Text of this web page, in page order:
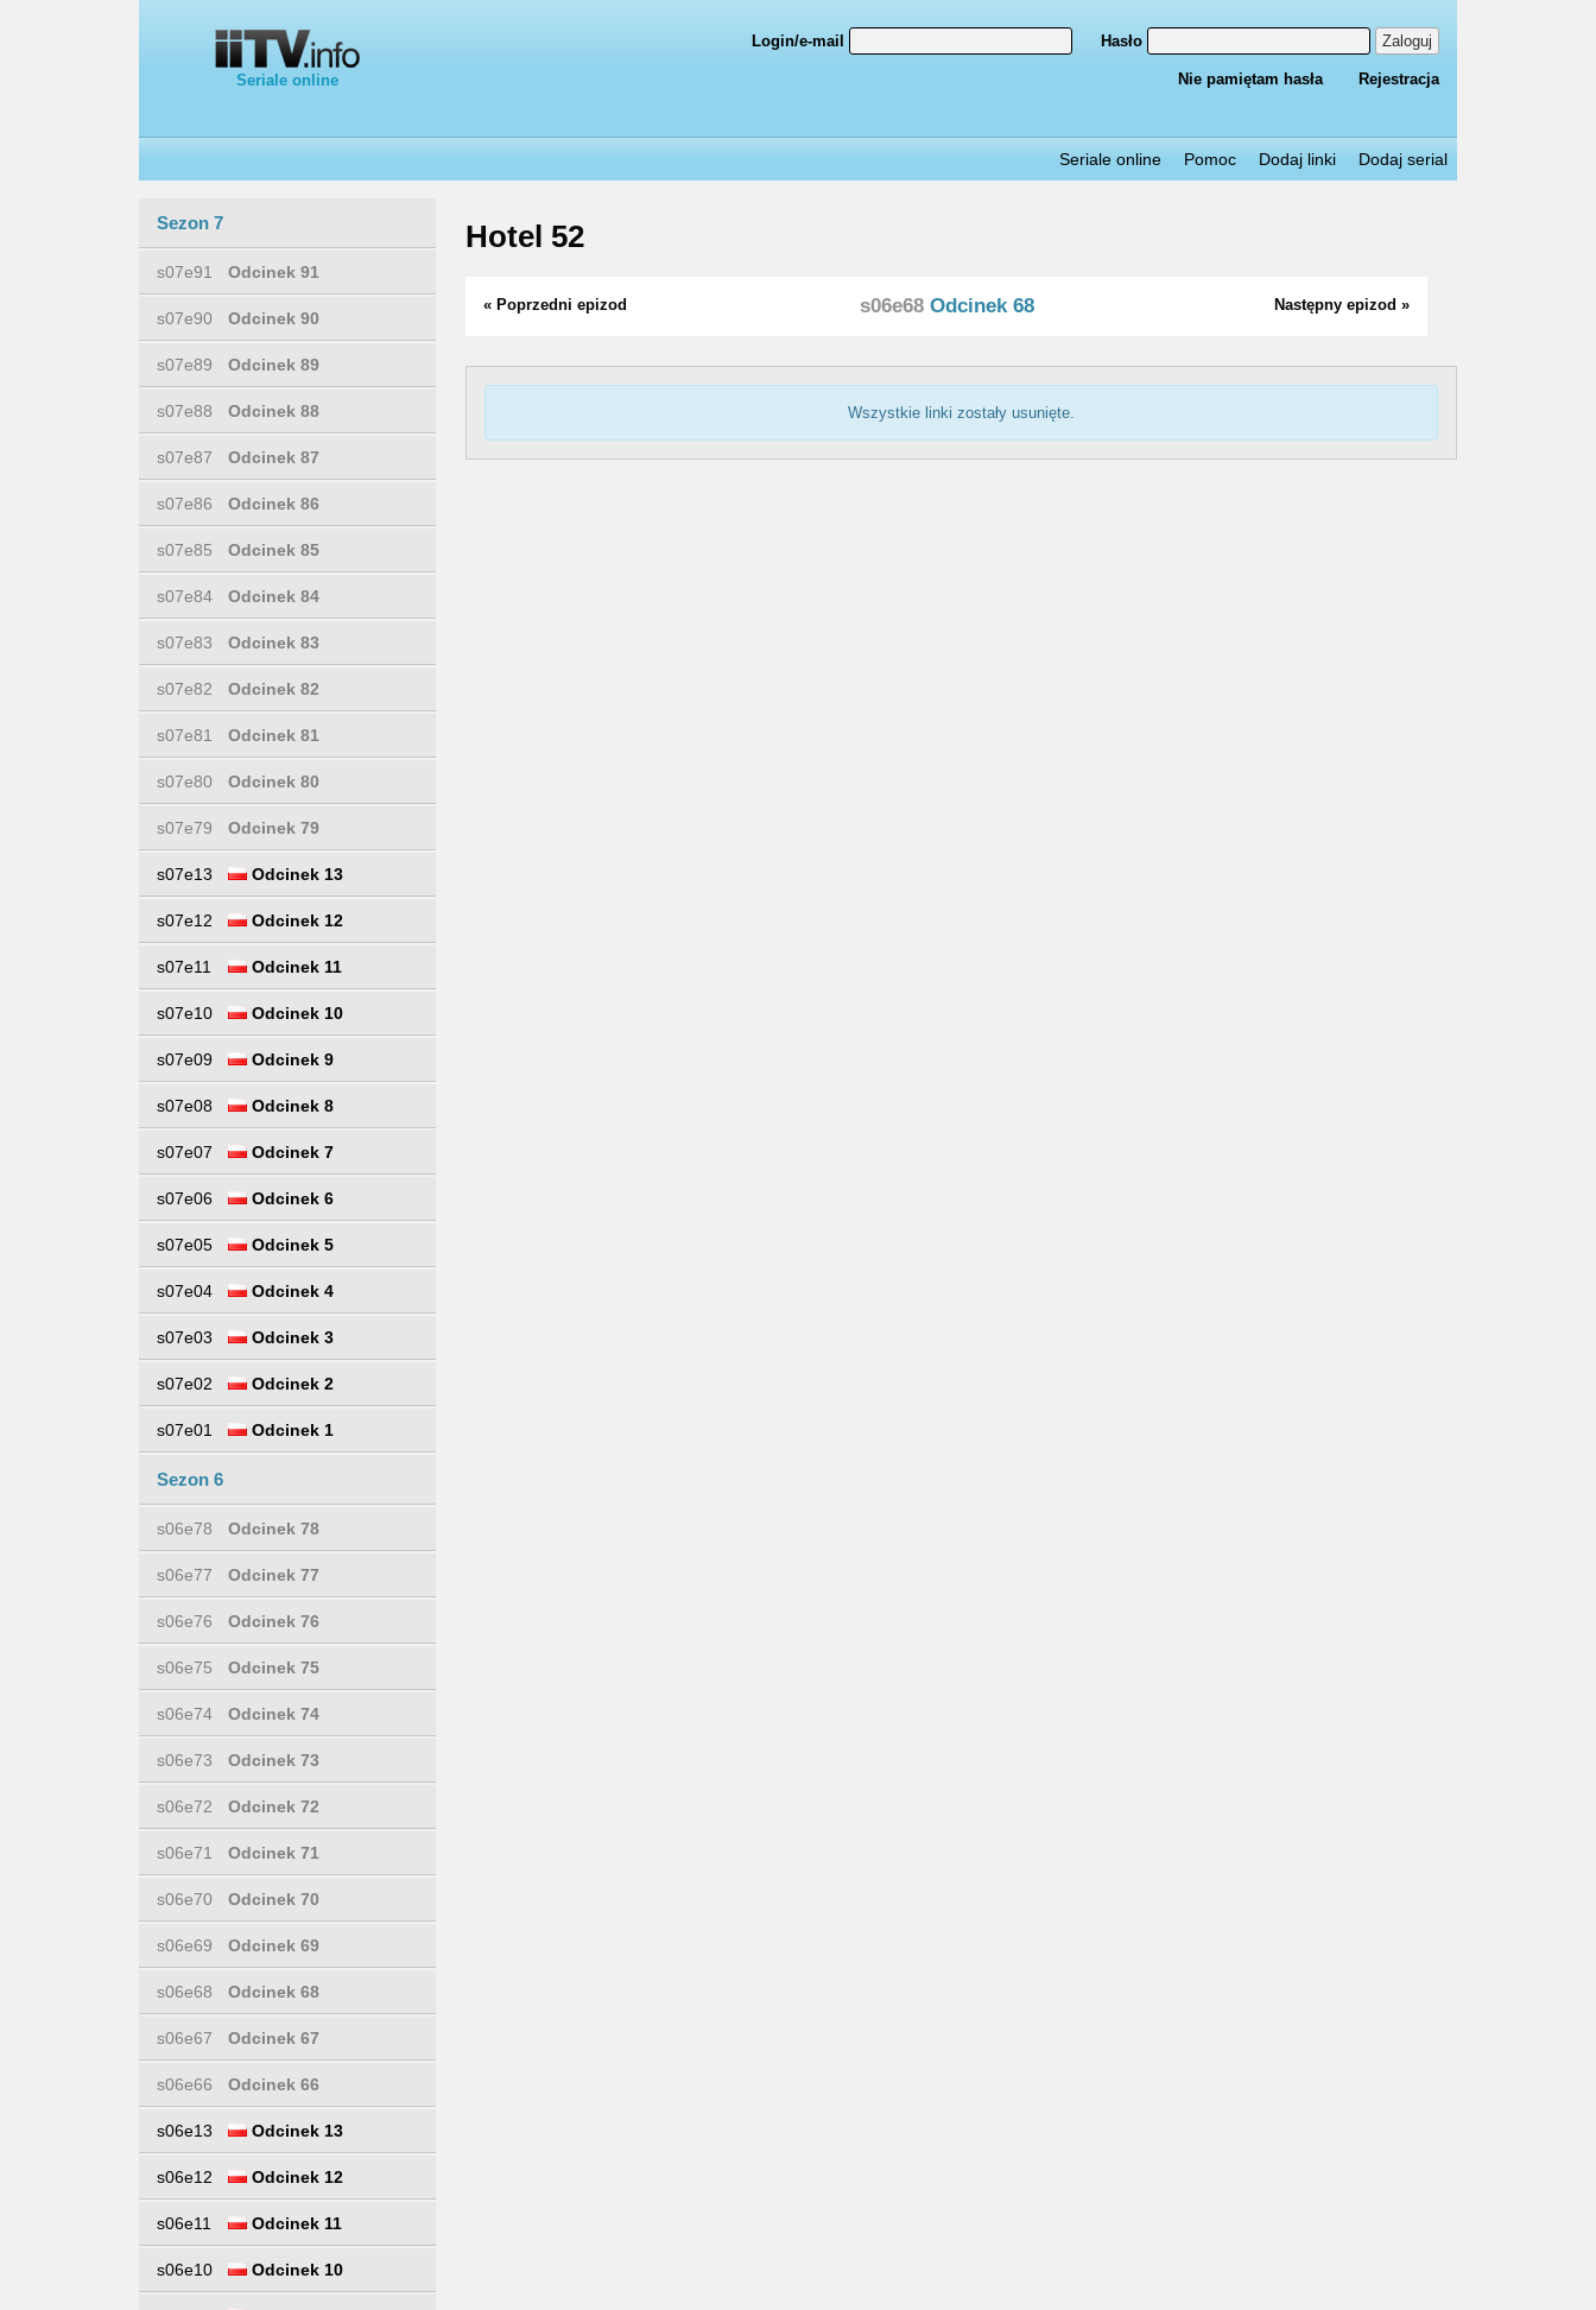
Seriale online
Login/e-mail Hasło Zaloguj
Nie pamiętam hasła Rejestracja
Seriale online Pomoc Dodaj linki Dodaj serial
Sezon 7
s07e91 Odcinek 91
s07e90 Odcinek 90
s07e89 Odcinek 89
s07e88 Odcinek 88
s07e87 Odcinek 87
s07e86 Odcinek 86
s07e85 Odcinek 85
s07e84 Odcinek 84
s07e83 Odcinek 83
s07e82 Odcinek 82
s07e81 Odcinek 81
s07e80 Odcinek 80
s07e79 Odcinek 79
s07e13 Odcinek 13
s07e12 Odcinek 12
s07e11 Odcinek 11
s07e10 Odcinek 10
s07e09 Odcinek 9
s07e08 Odcinek 8
s07e07 Odcinek 7
s07e06 Odcinek 6
s07e05 Odcinek 5
s07e04 Odcinek 4
s07e03 Odcinek 3
s07e02 Odcinek 2
s07e01 Odcinek 1
Sezon 6
s06e78 Odcinek 78
s06e77 Odcinek 77
s06e76 Odcinek 76
s06e75 Odcinek 75
s06e74 Odcinek 74
s06e73 Odcinek 73
s06e72 Odcinek 72
s06e71 Odcinek 71
s06e70 Odcinek 70
s06e69 Odcinek 69
s06e68 Odcinek 68
s06e67 Odcinek 67
s06e66 Odcinek 66
s06e13 Odcinek 13
s06e12 Odcinek 12
s06e11 Odcinek 11
s06e10 Odcinek 10
Hotel 52
« Poprzedni epizod Następny epizod »
s06e68Odcinek 68
Wszystkie linki zostały usunięte.